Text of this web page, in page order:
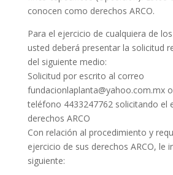
conocen como derechos ARCO.
Para el ejercicio de cualquiera de
usted deberá presentar la solicitud
del siguiente medio:
Solicitud por escrito al correo
fundacionlaplanta@yahoo.com.mx
teléfono 4433247762 solicitando el
derechos ARCO
Con relación al procedimiento y
ejercicio de sus derechos ARCO, le
siguiente: